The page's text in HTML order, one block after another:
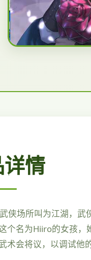
情
侠场所叫为江湖，
名为Hiiro的女孩
会将议，以调试他的